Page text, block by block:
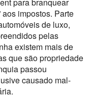
para branquear
aos impostos. Parte
de luxo,
pelas
existem mais de
que são propriedade
passou
causado mal-